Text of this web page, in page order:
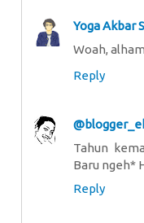
Yoga Akbar
Woah,
Reply
Tahun
Baru ngeh*
Reply